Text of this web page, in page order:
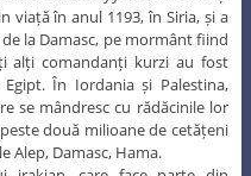
viață în anul 1193, în Siria, și a
la Damasc, pe mormânt fiind
alți comandanți kurzi au fost
În Iordania și Palestina,
se mândresc cu rădăcinile lor
două milioane de cetățeni
Alep, Damasc, Hama.